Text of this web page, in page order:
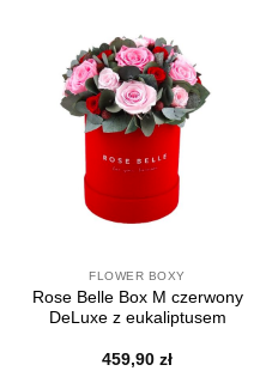
ma
wiele
wariantów.
Opcje
można
wybrać
stronie
FLOWER BOXY
Rose Belle Box M czerwony
DeLuxe z eukaliptusem
459,90 zł